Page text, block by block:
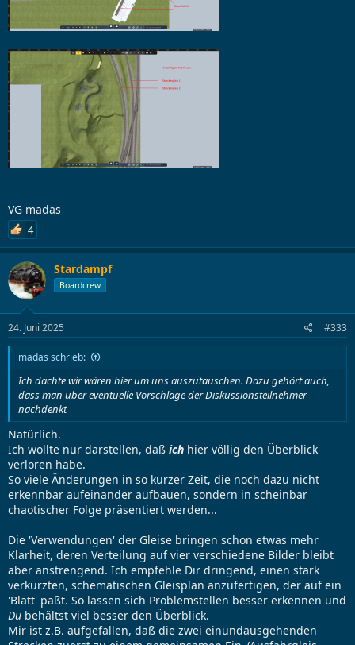
VG madas
4
Stardampf
Boardcrew
24. Juni 2025 #333
madas schrieb:
Ich dachte wir wären hier um uns auszutauschen. Dazu gehört auch,
dass man über eventuelle Vorschläge der Diskussionsteilnehmer
nachdenkt
Natürlich.
Ich wollte nur darstellen, daß ich hier völlig den Überblick
verloren habe.
So viele Änderungen in so kurzer Zeit, die noch dazu nicht
erkennbar aufeinander aufbauen, sondern in scheinbar
chaotischer Folge präsentiert werden...
Die 'Verwendungen' der Gleise bringen schon etwas mehr
Klarheit, deren Verteilung auf vier verschiedene Bilder bleibt
aber anstrengend. Ich empfehle Dir dringend, einen stark
verkürzten, schematischen Gleisplan anzufertigen, der auf ein
'Blatt' paßt. So lassen sich Problemstellen besser erkennen und
Du behältst viel besser den Überblick.
Mir ist z.B. aufgefallen, daß die zwei einundausgehenden